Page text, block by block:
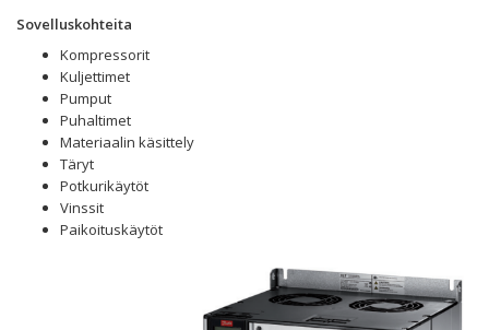
Sovelluskohteita
Kompressorit
Kuljettimet
Pumput
Puhaltimet
Materiaalin käsittely
Täryt
Potkurikäytöt
Vinssit
Paikoituskäytöt